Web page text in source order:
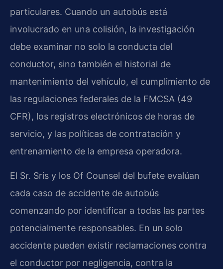
particulares. Cuando un autobús está
involucrado en una colisión, la investigación
debe examinar no solo la conducta del
conductor, sino también el historial de
mantenimiento del vehículo, el cumplimiento de
las regulaciones federales de la FMCSA (49
CFR), los registros electrónicos de horas de
servicio, y las políticas de contratación y
entrenamiento de la empresa operadora.
El Sr. Sris y los Of Counsel del bufete evalúan
cada caso de accidente de autobús
comenzando por identificar a todas las partes
potencialmente responsables. En un solo
accidente pueden existir reclamaciones contra
el conductor por negligencia, contra la